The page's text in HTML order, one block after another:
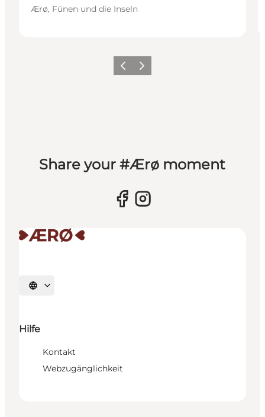
Ærø, Fünen und die Inseln
ZurückWeiter
Share your #Ærø moment
Sprache auswählen
Hilfe
Kontakt
Webzugänglichkeit